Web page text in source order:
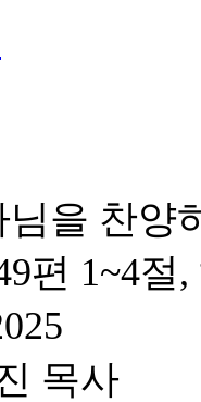
을 찬양
편 1~4절
목사